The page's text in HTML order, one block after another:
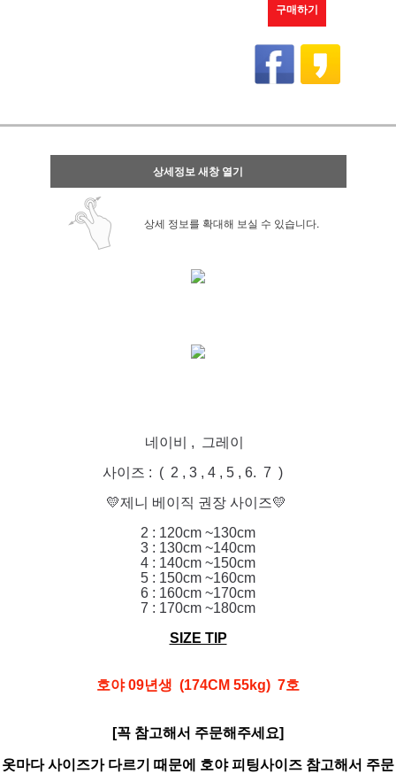
구매하기
상세정보 새창 열기
상세 정보를 확대해 보실 수 있습니다.
네이비 , 그레이
사이즈 : ( 2 , 3 , 4 , 5 , 6. 7 )
💛제니 베이직 권장 사이즈💛
2 : 120cm ~130cm
3 : 130cm ~140cm
4 : 140cm ~150cm
5 : 150cm ~160cm
6 : 160cm ~170cm
7 : 170cm ~180cm
SIZE TIP
호야 09년생 (174CM 55kg) 7호
[꼭 참고해서 주문해주세요]
옷마다 사이즈가 다르기 때문에 호야 피팅사이즈 참고해서 주문